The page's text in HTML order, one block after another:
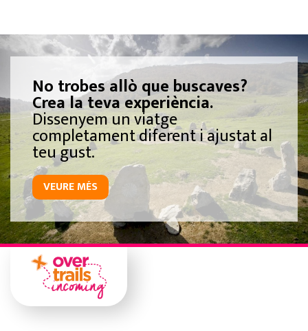
No trobes allò que buscaves?
Crea la teva experiència.
Dissenyem un viatge
completament diferent i ajustat al
teu gust.
VEURE MÉS